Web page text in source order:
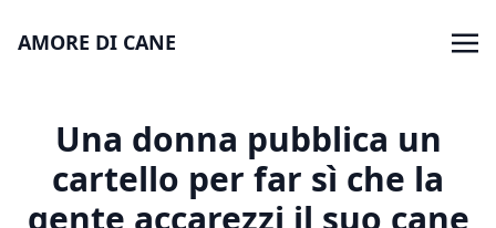
AMORE DI CANE
Una donna pubblica un
cartello per far sì che la
gente accarezzi il suo cane